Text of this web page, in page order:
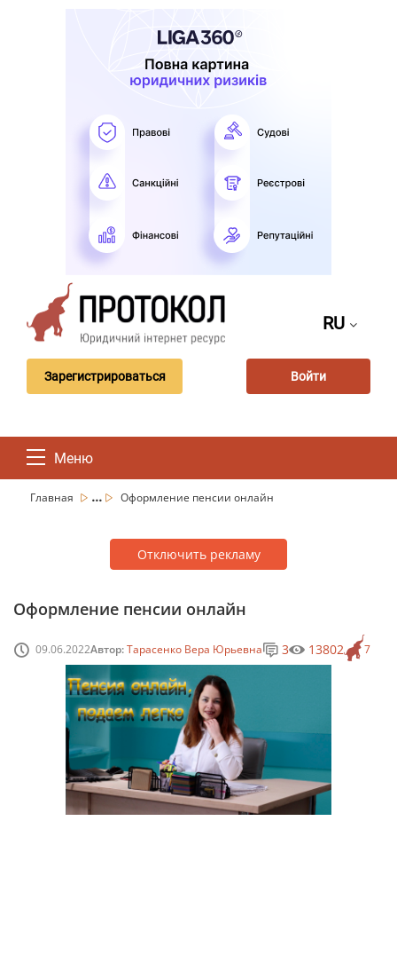
RU
Зарегистрироваться Войти
Меню
Главная ... Оформление пенсии онлайн
Отключить рекламу
Оформление пенсии онлайн
09.06.2022Автор:Тарасенко Вера Юрьевна 7
3 13802